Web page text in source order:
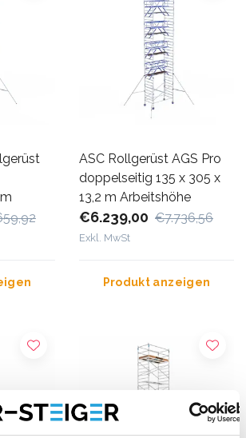
ASC Rollgerüst AGS Pro
doppelseitig 135 x 305 x
13,2 m Arbeitshöhe
€6.239,00 €7.736,56
Exkl. MwSt
Produkt anzeigen